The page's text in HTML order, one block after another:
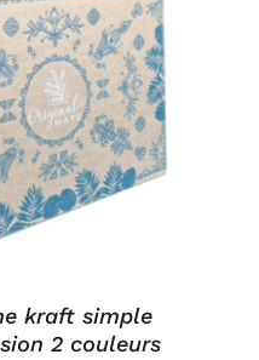
/
kraft simple
2 couleurs